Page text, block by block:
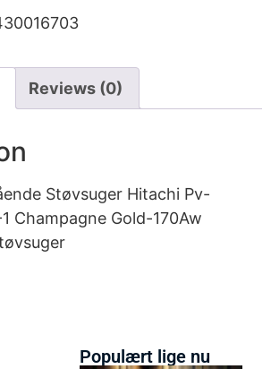
Reviews (0)
Støvsuger Hitachi Pv-
Champagne Gold-170Aw
Populært lige nu